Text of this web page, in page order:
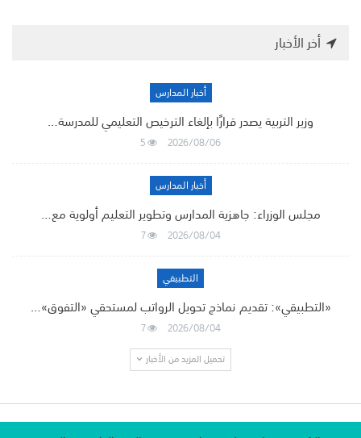
أخر الأخبار
أخبار المدارس
وزير التربية يصدر قرارًا بإلغاء الترخيص التعليمي للمدرسة…
2026/08/06
5
أخبار المدارس
مجلس الوزراء: جاهزية المدارس وتطوير التعليم أولوية مع…
2026/08/04
7
التطبيقي
«التطبيقي»: تقديم نماذج تحويل الرواتب لمستحقي «التفوق»…
2026/08/04
7
تحميل المزيد من الأخبار